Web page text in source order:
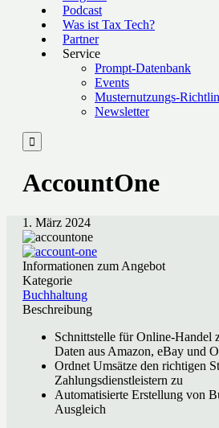
Podcast
Was ist Tax Tech?
Partner
Service
Prompt-Datenbank
Events
Musternutzungs-
Newsletter

AccountOne
1. März 2024
Informationen zum Angebot
Kategorie
Buchhaltung
Beschreibung
Schnittstelle für Online-Handel
Daten aus Amazon, eBay und
Ordnet Umsätze den richtigen
Zahlungsdienstleistern zu
Automatisierte Erstellung von
Ausgleich